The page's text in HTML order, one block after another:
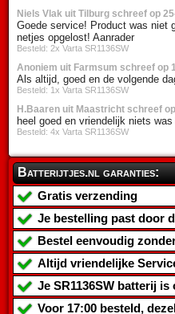
Niels Vlak uit Tilburg schreef op
Goede service! Product was niet
netjes opgelost! Aanrader
Besteld: 2x Varta SR1136SW
Anoniem uit Farmsum schreef op
Als altijd, goed en de volgende
Besteld: 1x Varta SR1136SW
H.Baaren uit Maastricht schreef
heel goed en vriendelijk niets was
Besteld: 4x Varta SR1136SW
Batterijtjes.nl garanties:
Gratis verzending
Je bestelling past door
Bestel eenvoudig
Altijd vriendelijke
Je SR1136SW batterij is
Voor 17:00 besteld,